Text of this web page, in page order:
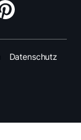
Datenschutz